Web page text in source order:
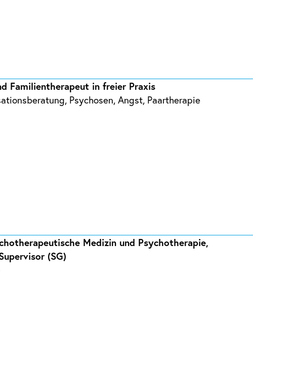
Familientherapeut in freier Praxis
Psychosen, Angst, Paartherapie
Medizin und Psychotherapie,
(SG)